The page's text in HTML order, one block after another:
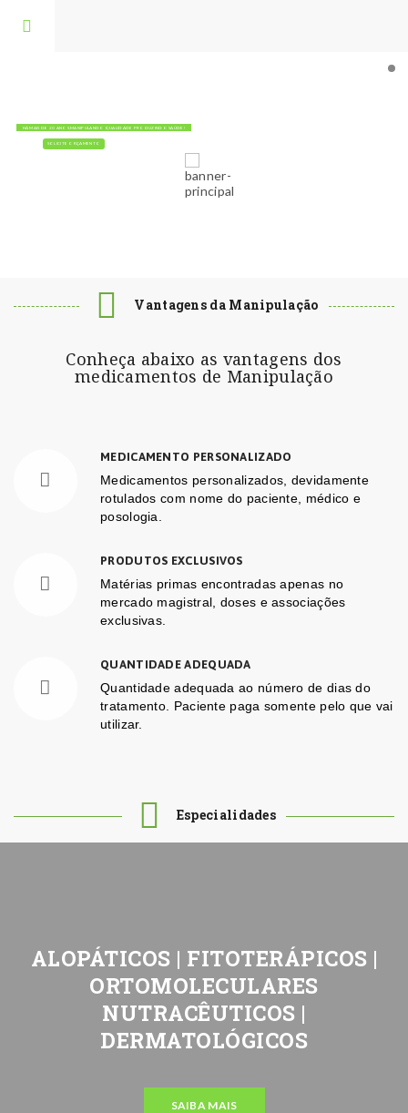
HÁ MAIS DE 20 ANOS,MANIPULANDO QUALIDADE PRODUZINDO SAÚDE!
SOLICITE ORÇAMENTO
Vantagens da Manipulação
Conheça abaixo as vantagens dos
medicamentos de Manipulação
MEDICAMENTO PERSONALIZADO
Medicamentos personalizados, devidamente
rotulados com nome do paciente, médico e
posologia.
PRODUTOS EXCLUSIVOS
Matérias primas encontradas apenas no
mercado magistral, doses e associações
exclusivas.
QUANTIDADE ADEQUADA
Quantidade adequada ao número de dias do
tratamento. Paciente paga somente pelo que vai
utilizar.
Especialidades
ALOPÁTICOS | FITOTERÁPICOS |
ORTOMOLECULARES
NUTRACÊUTICOS |
DERMATOLÓGICOS
SAIBA MAIS